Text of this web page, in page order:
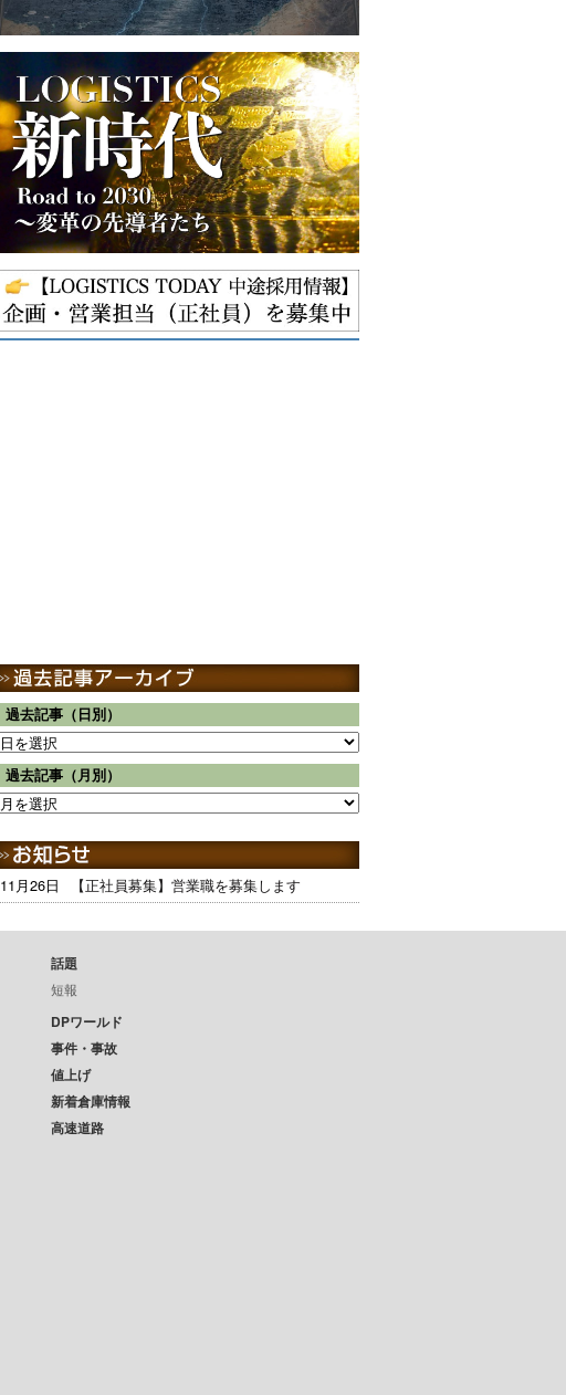
過去記事（日別）
過去記事（月別）
11月26日 【正社員募集】営業職を募集します
話題
短報
DPワールド
事件・事故
値上げ
新着倉庫情報
高速道路